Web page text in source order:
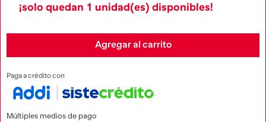
¡solo quedan 1 unidad(es) disponibles!
Agregar al carrito
Paga a crédito con
Múltiples medios de pago